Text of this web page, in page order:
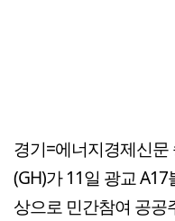
경기=에너지경제신
(GH)가 11일 광교
상으로 민간참여 공공